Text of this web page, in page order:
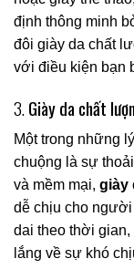
định thông minh
đôi giày da chất
với điều kiện bạn
3.Giày da chất
Một trong những
chuộng là sự
và mềm mại, giày
dễ chịu cho
dai theo thời
lắng về sự khó